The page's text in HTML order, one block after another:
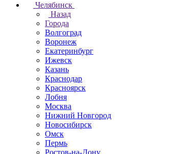
Челябинск
Назад
Города
Волгоград
Воронеж
Екатеринбург
Ижевск
Казань
Краснодар
Красноярск
Лобня
Москва
Нижний Новгород
Новосибирск
Омск
Пермь
Ростов-на-Дону